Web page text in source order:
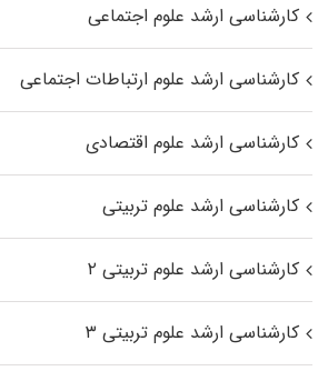
کارشناسی ارشد علوم اجتماعی
کارشناسی ارشد علوم ارتباطات اجتماعی
کارشناسی ارشد علوم اقتصادی
کارشناسی ارشد علوم تربیتی
کارشناسی ارشد علوم تربیتی ۲
کارشناسی ارشد علوم تربیتی ۳